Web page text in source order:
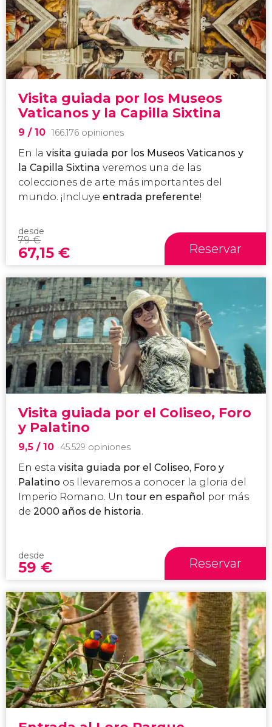
Visita guiada por los Museos
Vaticanos y la Capilla Sixtina
9 / 10 166.176 opiniones
En la visita guiada por los Museos Vaticanos y
la Capilla Sixtina veremos una de las
colecciones de arte más importantes del
mundo. ¡Incluye entrada preferente!
desde
79€
67,15 € Reservar
Visita guiada por el Coliseo, Foro
y Palatino
9,5 / 10 45.529 opiniones
En esta visita guiada por el Coliseo, Foro y
Palatino os llevaremos a conocer la gloria del
Imperio Romano. Un tour en español por más
de 2000 años de historia.
desde
59 € Reservar